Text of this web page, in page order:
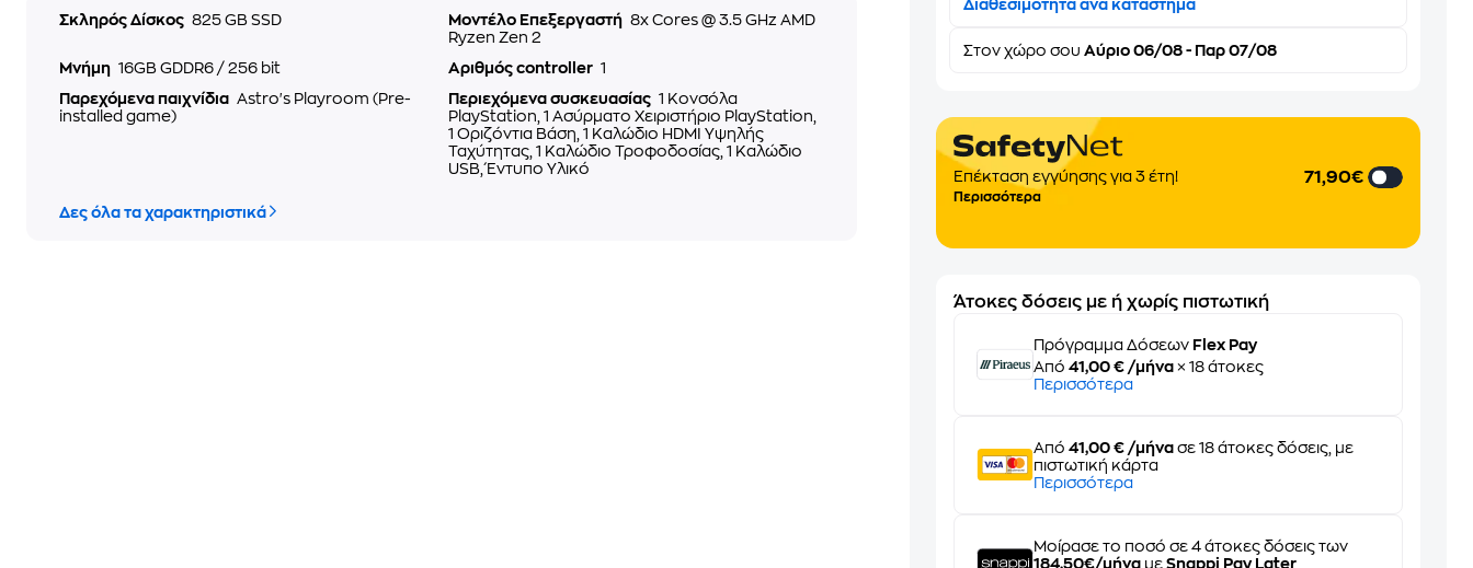
Σκληρός Δίσκος 825 GB SSD Μοντέλο Επεξεργαστή 8x Cores @ 3.5 GHz AMD
Ryzen Zen 2
Μνήμη 16GB GDDR6 / 256 bit Αριθμός controller 1
Παρεχόμενα παιχνίδια Astro's Playroom (Pre-
installed game)
Περιεχόμενα συσκευασίας 1 Κονσόλα
PlayStation, 1 Ασύρματο Χειριστήριο PlayStation,
1 Οριζόντια Βάση, 1 Καλώδιο HDMI Υψηλής
Ταχύτητας, 1 Καλώδιο Τροφοδοσίας, 1 Καλώδιο
USB, Έντυπο Υλικό
Δες όλα τα χαρακτηριστικά
Διαθεσιμότητα ανά κατάστημα
Στονχώρο σου Αύριο 06/08 - Παρ 07/08
Επέκταση εγγύησης για 3 έτη!
Περισσότερα
71,90€
Άτοκες δόσεις με ή χωρίς πιστωτική
Πρόγραμμα Δόσεων Flex Pay
Από41,00 € /μήνα × 18 άτοκες
Περισσότερα
Από41,00 € /μήνα σε 18 άτοκες δόσεις, με
πιστωτική κάρτα
Περισσότερα
Μοίρασε το ποσό σε 4 άτοκες δόσεις των
184,50€/μήνα μεSnappi Pay Later